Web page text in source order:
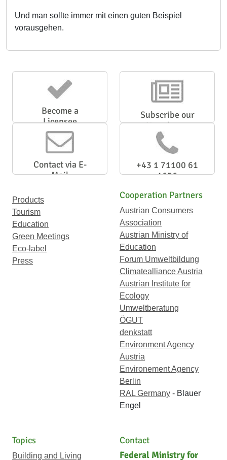
Und man sollte immer mit einen guten Beispiel
vorausgehen.
Become a
Licensee
Subscribe our
Newsletter
Contact via E-
Mail
+43 1 71100 61
1656
Products
Tourism
Education
Green Meetings
Eco-label
Press
Cooperation Partners
Austrian Consumers
Association
Austrian Ministry of
Education
Forum Umweltbildung
Climatealliance Austria
Austrian Institute for
Ecology
Umweltberatung
ÖGUT
denkstatt
Environment Agency
Austria
Environement Agency
Berlin
RAL Germany - Blauer
Engel
Topics
Building and Living
Contact
Federal Ministry for